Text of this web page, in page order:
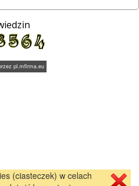
pl.mfirma.eu
(ciasteczek) w celach